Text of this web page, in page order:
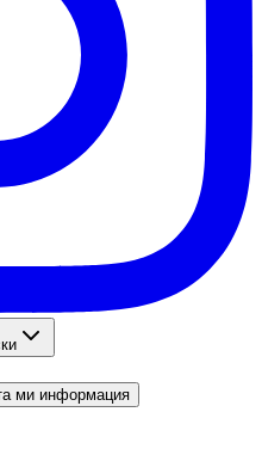
ми информация